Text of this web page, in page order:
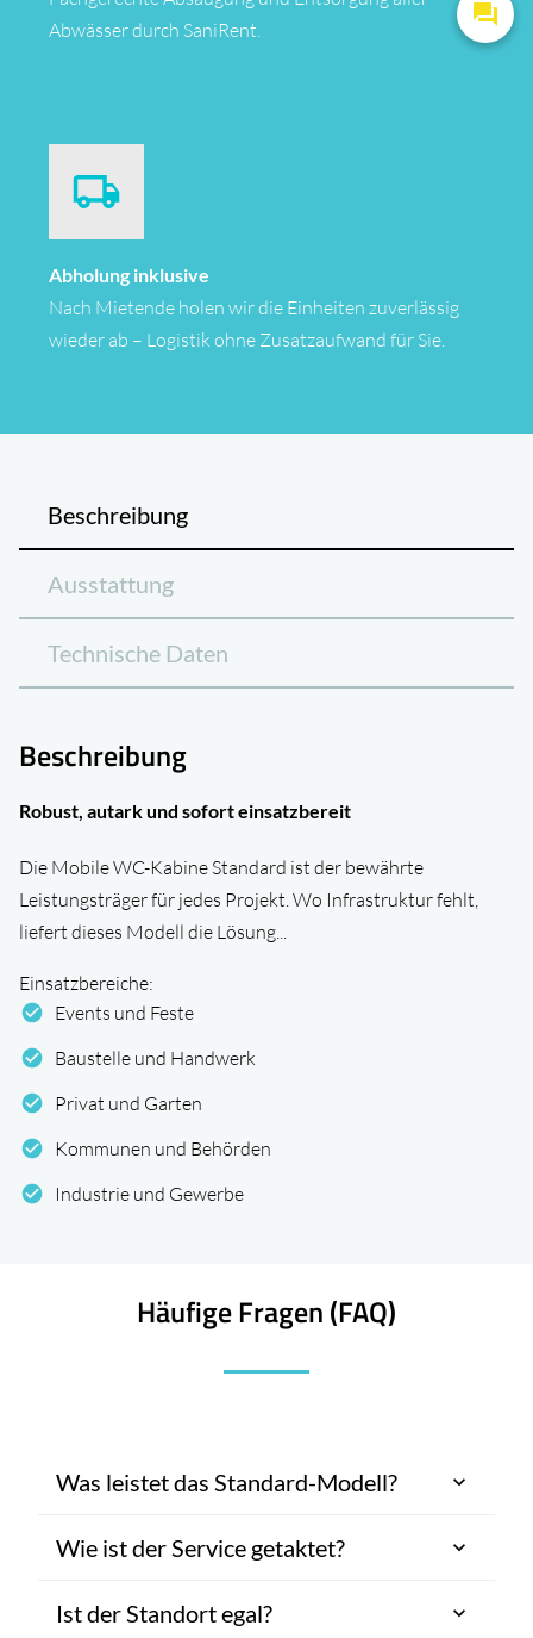
Abwässer durch SaniRent.
Abholung inklusive
Nach Mietende holen wir die Einheiten zuverlässig
wieder ab – Logistik ohne Zusatzaufwand für Sie.
Beschreibung
Ausstattung
Technische Daten
Beschreibung
Robust, autark und sofort einsatzbereit
Die Mobile WC-Kabine Standard ist der bewährte
Leistungsträger für jedes Projekt. Wo Infrastruktur fehlt,
liefert dieses Modell die Lösung...
Einsatzbereiche:
check_circle Events und Feste
check_circle Baustelle und Handwerk
check_circle Privat und Garten
check_circle Kommunen und Behörden
check_circle Industrie und Gewerbe
Häufige Fragen (FAQ)
Was leistet das Standard-Modell?
Wie ist der Service getaktet?
Ist der Standort egal?